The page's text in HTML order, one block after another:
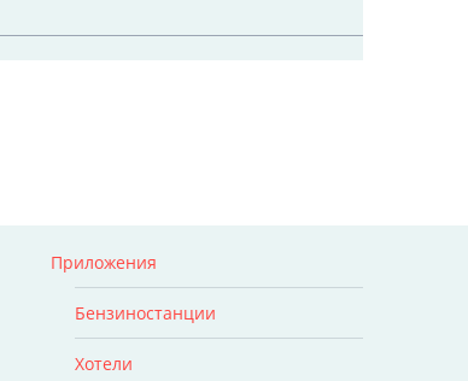
Приложения
Бензиностанции
Хотели